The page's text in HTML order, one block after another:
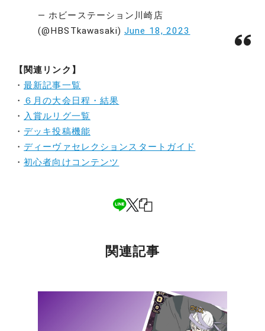
— ホビーステーション川崎店
(@HBSTkawasaki) June 18, 2023
【関連リンク】
・最新記事一覧
・ ６月の大会日程・結果
・ 入賞ルリグ一覧
・ デッキ投稿機能
・ ディーヴァセレクションスタートガイド
・初心者向けコンテンツ
関連記事